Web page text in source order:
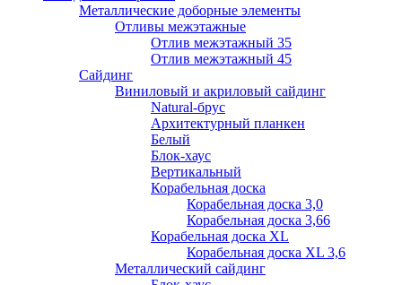
Металлические доборные элементы
Отливы межэтажные
Отлив межэтажный 35
Отлив межэтажный 45
Сайдинг
Виниловый и акриловый сайдинг
Natural-брус
Архитектурный планкен
Белый
Блок-хаус
Вертикальный
Корабельная доска
Корабельная доска 3,0
Корабельная доска 3,66
Корабельная доска XL
Корабельная доска XL 3,6
Металлический сайдинг